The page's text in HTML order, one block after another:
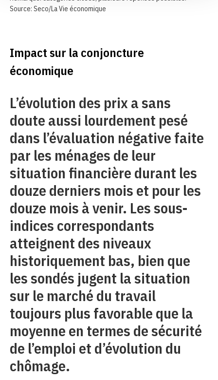
Source: Seco/La Vie économique
Impact sur la conjoncture
économique
L’évolution des prix a sans
doute aussi lourdement pesé
dans l’évaluation négative faite
par les ménages de leur
situation financière durant les
douze derniers mois et pour les
douze mois à venir. Les sous-
indices correspondants
atteignent des niveaux
historiquement bas, bien que
les sondés jugent la situation
sur le marché du travail
toujours plus favorable que la
moyenne en termes de sécurité
de l’emploi et d’évolution du
chômage.